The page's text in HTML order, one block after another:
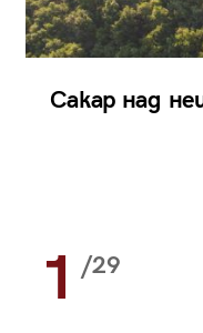
Сакар над
1 /29